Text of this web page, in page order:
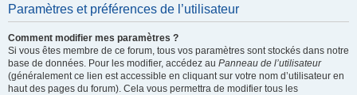
Paramètres et préférences de l’utilisateur
Comment modifier mes paramètres ?
Si vous êtes membre de ce forum, tous vos paramètres sont stockés dans notre
base de données. Pour les modifier, accédez au Panneau de l’utilisateur
(généralement ce lien est accessible en cliquant sur votre nom d’utilisateur en
haut des pages du forum). Cela vous permettra de modifier tous les